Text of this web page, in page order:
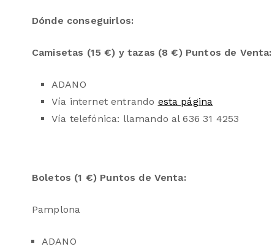
Dónde conseguirlos:
Camisetas (15 €) y tazas (8 €) Puntos de Venta:
ADANO
Vía internet entrando esta página
Vía telefónica: llamando al 636 31 4253
Boletos (1 €) Puntos de Venta:
Pamplona
ADANO